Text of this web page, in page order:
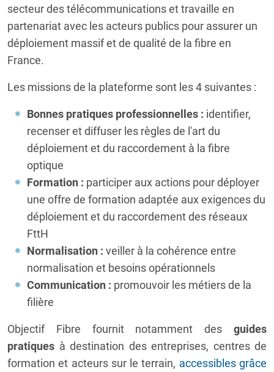
secteur des télécommunications et travaille en
partenariat avec les acteurs publics pour assurer un
déploiement massif et de qualité de la fibre en
France.
Les missions de la plateforme sont les 4 suivantes :
Bonnes pratiques professionnelles : identifier,
recenser et diffuser les règles de l'art du
déploiement et du raccordement à la fibre
optique
Formation : participer aux actions pour déployer
une offre de formation adaptée aux exigences du
déploiement et du raccordement des réseaux
FttH
Normalisation : veiller à la cohérence entre
normalisation et besoins opérationnels
Communication : promouvoir les métiers de la
filière
Objectif Fibre fournit notamment des guides
pratiques à destination des entreprises, centres de
formation et acteurs sur le terrain, accessibles grâce